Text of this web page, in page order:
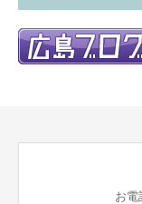
お電